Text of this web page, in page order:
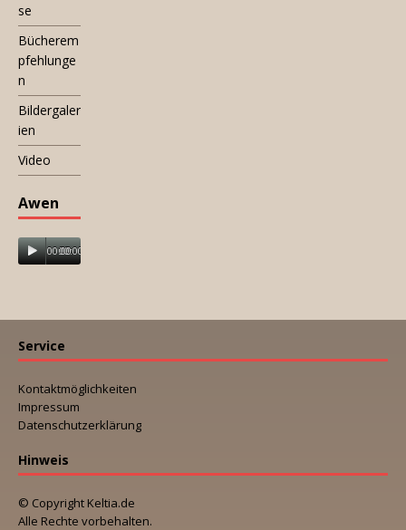
se
Bücherem
pfehlunge
n
Bildergaler
ien
Video
Awen
00:00
00:00
Service
Kontaktmöglichkeiten
Impressum
Datenschutzerklärung
Hinweis
© Copyright Keltia.de
Alle Rechte vorbehalten.